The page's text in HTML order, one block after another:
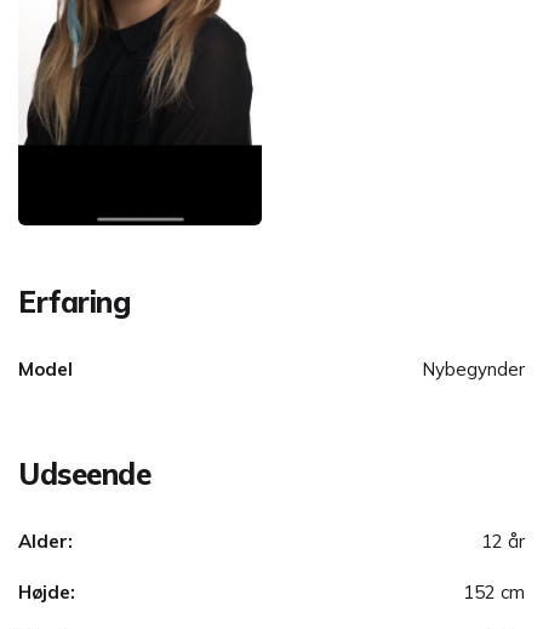
Erfaring
Model Nybegynder
Udseende
Alder: 12 år
Højde: 152 cm